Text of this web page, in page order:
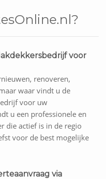
voor
renoveren,
waar vindt u de
voor uw
u een professionele en
die actief is in de regio
voor de best mogelijke
via